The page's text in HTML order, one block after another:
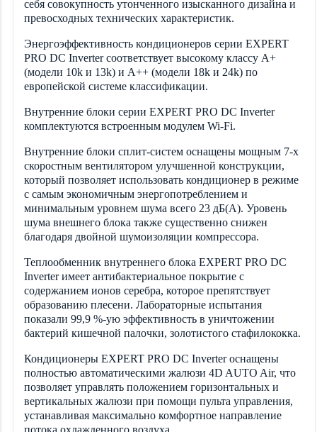
себя совокупность утонченного изысканного дизайна и
превосходных технических характеристик.
Энергоэффективность кондиционеров серии EXPERT
PRO DC Inverter соответствует высокому классу А+
(модели 10k и 13k) и А++ (модели 18k и 24k) по
европейской системе классификации.
Внутренние блоки серии EXPERT PRO DC Inverter
комплектуются встроенным модулем Wi-Fi.
Внутренние блоки сплит-систем оснащены мощным 7-х
скоростным вентилятором улучшенной конструкции,
который позволяет использовать кондиционер в режиме
с самым экономичным энергопотреблением и
минимальным уровнем шума всего 23 дБ(А). Уровень
шума внешнего блока также существенно снижен
благодаря двойной шумоизоляции компрессора.
Теплообменник внутреннего блока EXPERT PRO DC
Inverter имеет антибактериальное покрытие с
содержанием ионов серебра, которое препятствует
образованию плесени. Лабораторные испытания
показали 99,9 %-ую эффективность в уничтожении
бактерий кишечной палочки, золотистого стафилококка.
Кондиционеры EXPERT PRO DC Inverter оснащены
полностью автоматическими жалюзи 4D AUTO Air, что
позволяет управлять положением горизонтальных и
вертикальных жалюзи при помощи пульта управления,
устанавливая максимально комфортное направление